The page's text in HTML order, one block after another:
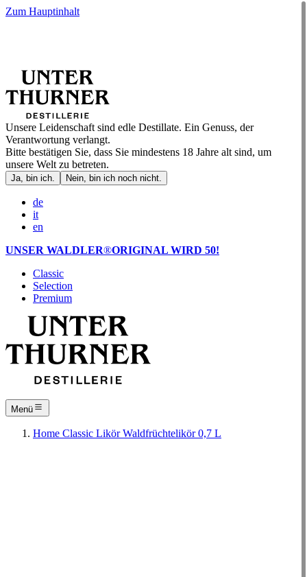
Zum Hauptinhalt
Unsere Leidenschaft sind edle Destillate. Ein Genuss, der
Verantwortung verlangt.
Bitte bestätigen Sie, dass Sie mindestens 18 Jahre alt sind, um
unsere Welt zu betreten.
Ja, bin ich. Nein, bin ich noch nicht.
de
it
en
UNSER WALDLER®ORIGINAL WIRD 50!
Classic
Selection
Premium
Menü
Home Classic LikörWaldfrüchtelikör 0,7 L